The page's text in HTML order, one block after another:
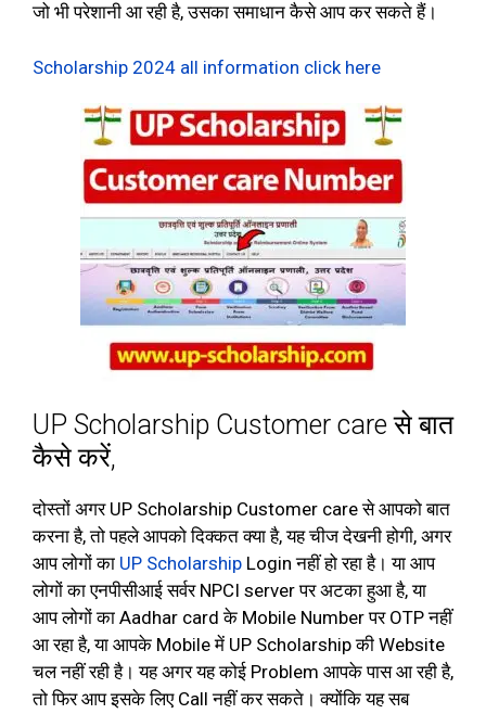
जो भी परेशानी आ रही है, उसका समाधान कैसे आप कर सकते हैं।
Scholarship 2024 all information click here
UP Scholarship Customer care से बात
कैसे करें,
दोस्तों अगर UP Scholarship Customer care से आपको बात
करना है, तो पहले आपको दिक्कत क्या है, यह चीज देखनी होगी, अगर
आप लोगों का UP Scholarship Login नहीं हो रहा है। या आप
लोगों का एनपीसीआई सर्वर NPCI server पर अटका हुआ है, या
आप लोगों का Aadhar card के Mobile Number पर OTP नहीं
आ रहा है, या आपके Mobile में UP Scholarship की Website
चल नहीं रही है। यह अगर यह कोई Problem आपके पास आ रही है,
तो फिर आप इसके लिए Call नहीं कर सकते। क्योंकि यह सब